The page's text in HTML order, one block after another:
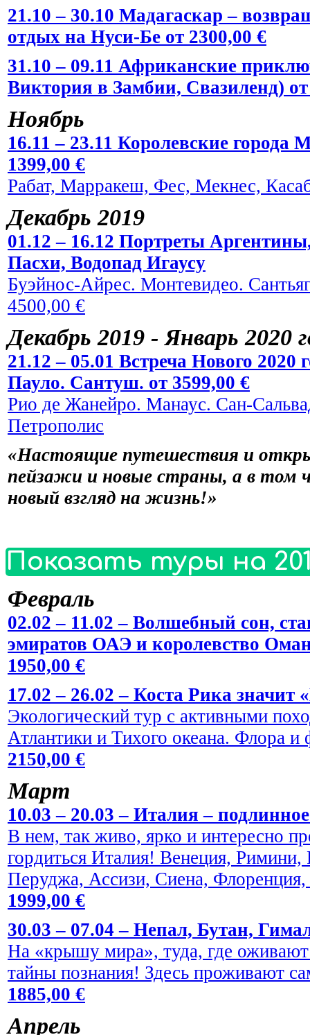
21.10 – 30.10 Мадагаскар –
отдых на Нуси-Бе от 2300,00 €
31.10 – 09.11 Африканские
Виктория в Замбии, Свазиленд) от
Ноябрь
16.11 – 23.11 Королевские
1399,00 €
Рабат, Марракеш, Фес, Мекнес,
Декабрь 2019
01.12 – 16.12 Портреты
Пасхи, Водопад Игаусу
Буэйнос-Айрес. Монтевидео.
4500,00 €
Декабрь 2019 - Январь 2020
21.12 – 05.01 Встреча Нового
Пауло. Сантуш. от 3599,00 €
Рио де Жанейро. Манаус. Сан-
Петрополис
«Настоящие путешествия и
пейзажи и новые страны, а в том
новый взгляд на жизнь!»
Показать туры на
Февраль
02.02 – 11.02 – Волшебный сон,
эмиратов ОАЭ и королевство
1950,00 €
17.02 – 26.02 – Коста Рика значит
Экологический тур с активными
Атлантики и Тихого океана. Флора
2150,00 €
Maрт
10.03 – 20.03 – Италия –
В нем, так живо, ярко и интересно
гордиться Италия! Венеция,
Перуджа, Ассизи, Сиена,
1999,00 €
30.03 – 07.04 – Непал, Бутан,
На «крышу мира», туда, где
тайны познания! Здесь проживают
1885,00 €
Aпрель